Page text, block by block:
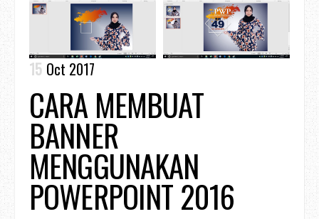
15 Oct 2017
CARA MEMBUAT
BANNER
MENGGUNAKAN
POWERPOINT 2016